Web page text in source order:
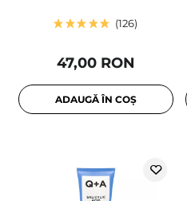
126
47,00 RON
ADAUGĂ ÎN COȘ